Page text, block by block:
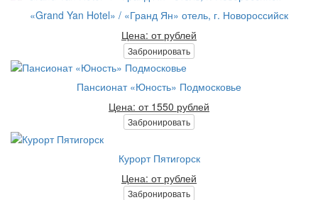
«Grand Yan Hotel» / «Гранд Ян» отель, г. Новороссийск
Цена: от рублей
Забронировать
Пансионат «Юность» Подмосковье
Цена: от 1550 рублей
Забронировать
Курорт Пятигорск
Цена: от рублей
Забронировать